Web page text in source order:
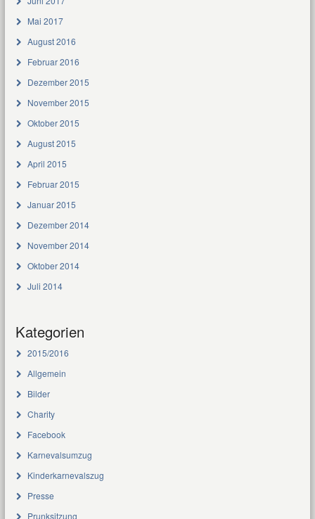
Mai 2017
August 2016
Februar 2016
Dezember 2015
November 2015
Oktober 2015
August 2015
April 2015
Februar 2015
Januar 2015
Dezember 2014
November 2014
Oktober 2014
Juli 2014
Kategorien
2015/2016
Allgemein
Bilder
Charity
Facebook
Karnevalsumzug
Kinderkarnevalszug
Presse
Prunksitzung